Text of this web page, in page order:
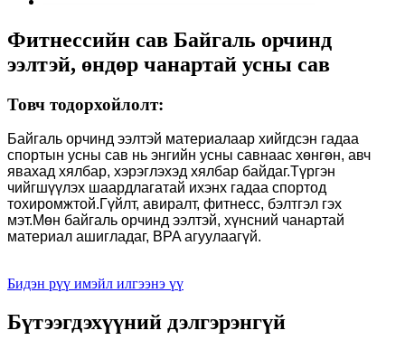
Фитнессийн сав Байгаль орчинд
ээлтэй, өндөр чанартай усны сав
Товч тодорхойлолт:
Байгаль орчинд ээлтэй материалаар хийгдсэн гадаа
спортын усны сав нь энгийн усны савнаас хөнгөн, авч
явахад хялбар, хэрэглэхэд хялбар байдаг.Түргэн
чийгшүүлэх шаардлагатай ихэнх гадаа спортод
тохиромжтой.Гүйлт, авиралт, фитнесс, бэлтгэл гэх
мэт.Мөн байгаль орчинд ээлтэй, хүнсний чанартай
материал ашигладаг, BPA агуулаагүй.
Бидэн рүү имэйл илгээнэ үү
Бүтээгдэхүүний дэлгэрэнгүй